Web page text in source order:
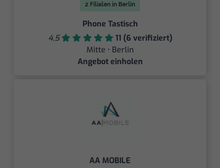
2 Filialen in Berlin
Phone Tastisch
4,5
11 (6 verifiziert)
Mitte • Berlin
Angebot einholen
AA MOBILE